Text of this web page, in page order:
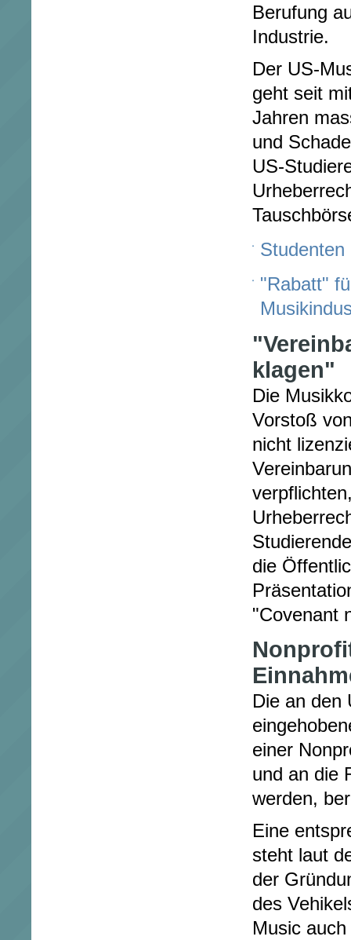
Berufung
Industrie.
Der US-
geht seit
Jahren
und
US-
"Rabatt"
klagen"
Die
Vorstoß
nicht
die
"Covenant
Die an den
einer
und an die
werden,
Eine
steht laut
der
des
Music